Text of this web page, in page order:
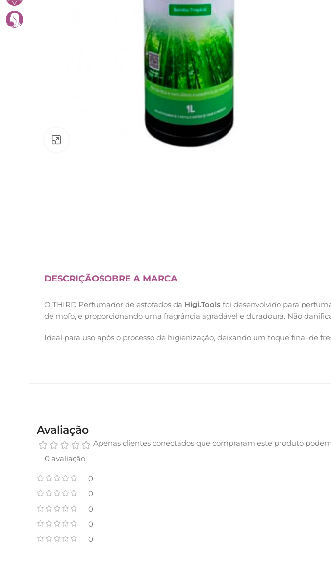
DESCRIÇÃOSOBRE A MARCA
O THIRD Perfumador de estofados da Higi.Tools foi desenvolvido para
de mofo, e proporcionando uma fragrância agradável e duradoura. Não
Ideal para uso após o processo de higienização, deixando um toque final de
Avaliação
0 avaliação
0
0
0
0
0
Apenas clientes conectados que compraram este produto